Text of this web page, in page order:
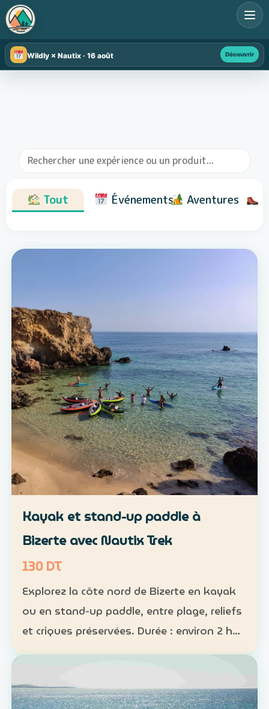
Wildly × Nautix · 16 août Découvrir
Tout Événements Aventures
Kayak et stand-up paddle à
Bizerte avec Nautix Trek
130 DT
Explorez la côte nord de Bizerte en kayak
ou en stand-up paddle, entre plage, reliefs
et criques préservées. Durée : environ 2 h
30 Distance : environ 5 km Niveau :
sortie …